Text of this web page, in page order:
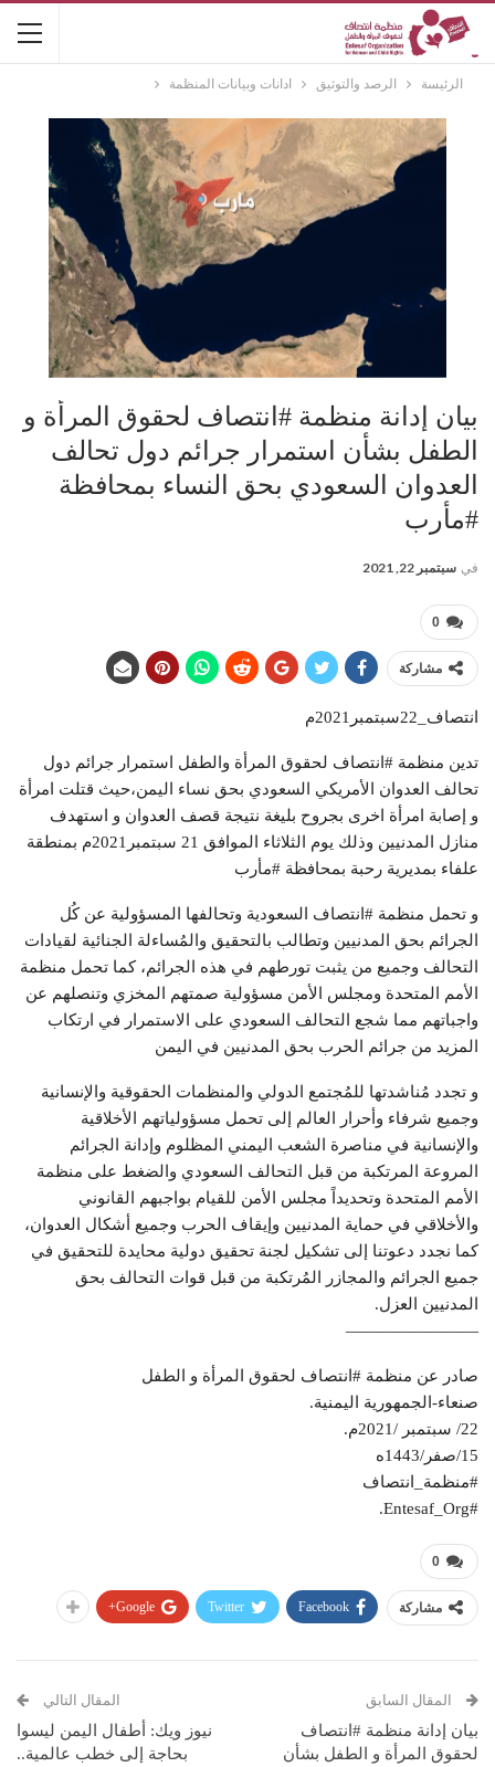
الرئيسة الرصد والتوثيق ادانات وبيانات المنظمة
بيان إدانة منظمة #انتصاف لحقوق المرأة و
الطفل بشأن استمرار جرائم دول تحالف
العدوان السعودي بحق النساء بمحافظة
#مأرب
في سبتمبر 22, 2021
0
مشاركة
انتصاف_22سبتمبر2021م
تدين منظمة #انتصاف لحقوق المرأة والطفل استمرار جرائم دول
تحالف العدوان الأمريكي السعودي بحق نساء اليمن،حيث قتلت امرأة
و إصابة امرأة اخرى بجروح بليغة نتيجة قصف العدوان و استهدف
منازل المدنيين وذلك يوم الثلاثاء الموافق 21 سبتمبر2021م بمنطقة
علفاء بمديرية رحبة بمحافظة #مأرب
و تحمل منظمة #انتصاف السعودية وتحالفها المسؤولية عن كُل
الجرائم بحق المدنيين وتطالب بالتحقيق والمُساءلة الجنائية لقيادات
التحالف وجميع من يثبت تورطهم في هذه الجرائم، كما تحمل منظمة
الأمم المتحدة ومجلس الأمن مسؤولية صمتهم المخزي وتنصلهم عن
واجباتهم مما شجع التحالف السعودي على الاستمرار في ارتكاب
المزيد من جرائم الحرب بحق المدنيين في اليمن
و تجدد مُناشدتها للمُجتمع الدولي والمنظمات الحقوقية والإنسانية
وجميع شرفاء وأحرار العالم إلى تحمل مسؤولياتهم الأخلاقية
والإنسانية في مناصرة الشعب اليمني المظلوم وإدانة الجرائم
المروعة المرتكبة من قبل التحالف السعودي والضغط على منظمة
الأمم المتحدة وتحديداً مجلس الأمن للقيام بواجبهم القانوني
والأخلاقي في حماية المدنيين وإيقاف الحرب وجميع أشكال العدوان،
كما نجدد دعوتنا إلى تشكيل لجنة تحقيق دولية محايدة للتحقيق في
جميع الجرائم والمجازر المُرتكبة من قبل قوات التحالف بحق
المدنيين العزل.
————————
صادر عن منظمة #انتصاف لحقوق المرأة و الطفل
صنعاء-الجمهورية اليمنية.
22/ سبتمبر /2021م.
15/صفر/1443ه
#منظمة_انتصاف
#Entesaf_Org.
0
مشاركة Facebook
Twitter
Google+
المقال السابق
بيان إدانة منظمة #انتصاف
لحقوق المرأة و الطفل بشأن
المقال التالي
نيوز ويك: أطفال اليمن ليسوا
بحاجة إلى خطب عالمية..